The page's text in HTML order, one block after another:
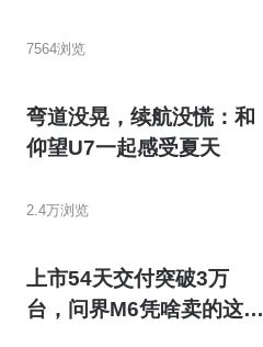
7564浏览
弯道没晃，续航没慌：和
仰望U7一起感受夏天
2.4万浏览
上市54天交付突破3万
台，问界M6凭啥卖的这么